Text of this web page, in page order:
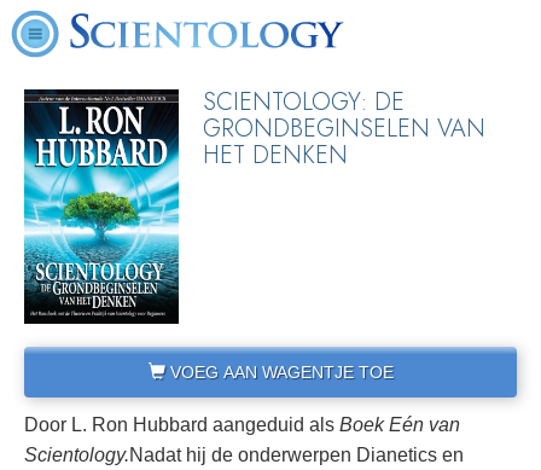
SCIENTOLOGY: DE
GRONDBEGINSELEN VAN
HET DENKEN
VOEG AAN WAGENTJE TOE
Door L. Ron Hubbard aangeduid als Boek Eén van
Scientology.Nadat hij de onderwerpen Dianetics en